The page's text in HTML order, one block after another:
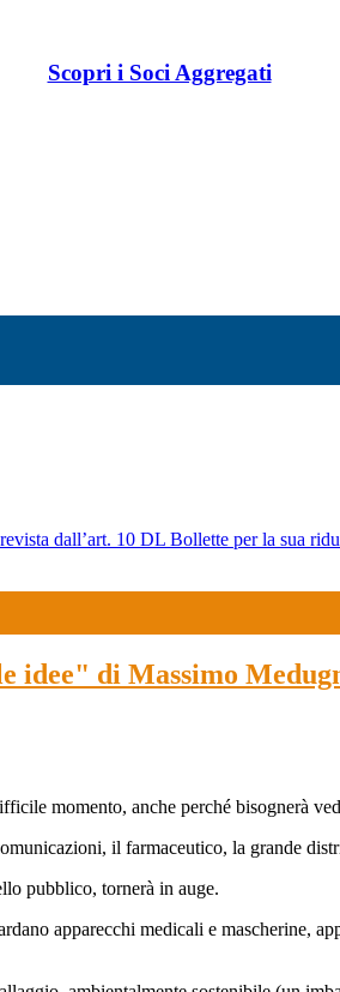
Scopri i Soci Aggregati
dall’art. 10 DL Bollette per la sua
idee" di Massimo
momento, anche perché bisognerà
il farmaceutico, la grande
pubblico, tornerà in auge.
apparecchi medicali e mascherine,